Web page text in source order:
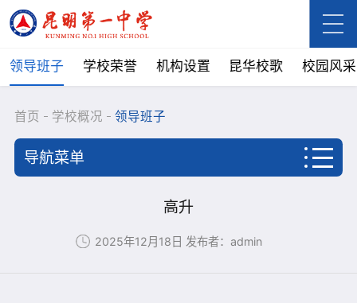
领导班子 学校荣誉 机构设置 昆华校歌 校园风采
首页 学校概况 领导班子
导航菜单
学校概况
高升
2025年12月18日 发布者：admin